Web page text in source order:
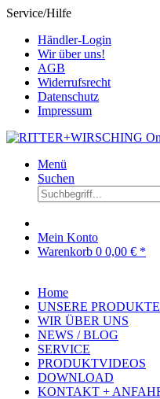
Service/Hilfe
Händler-Login
Wir über uns!
AGB
Widerrufsrecht
Datenschutz
Impressum
Menü
Suchen
Mein Konto
Warenkorb 0 0,00 € *
Home
UNSERE PRODUKTE
WIR ÜBER UNS
NEWS / BLOG
SERVICE
PRODUKTVIDEOS
DOWNLOAD
KONTAKT +